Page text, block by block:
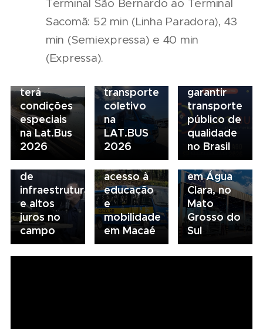
Terminal São Bernardo ao Terminal
Sacomã: 52 min (Linha Paradora), 43
min (Semiexpressa) e 40 min
(Expressa).
07/08/2026
Scania
Serviços
terá
condições
especiais
na Lat.Bus
2026
estratégia
para
descarbonização
transporte
coletivo
na
LAT.BUS
2026
debate
novo
modelo
garantir
transporte
público de
qualidade
no Brasil
05/08/2026
Presidente
da FAESP
alerta para
gargalos
de
infraestrutura
e altos
juros no
campo
04/08/2026
Renovação
da frota
escolar
fortalece
acesso à
educação
e
mobilidade
em Macaé
03/08/2026
Volvo
inaugura
concessionária
em Água
Clara, no
Mato
Grosso do
Sul